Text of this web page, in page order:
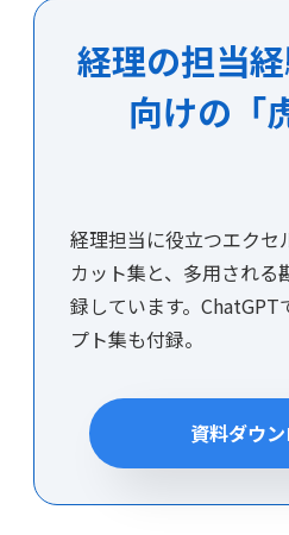
経理の担当
向けの「
経理担当に役立つエクセ
カット集と、多用される
録しています。
プト集も付録。
資料ダウ